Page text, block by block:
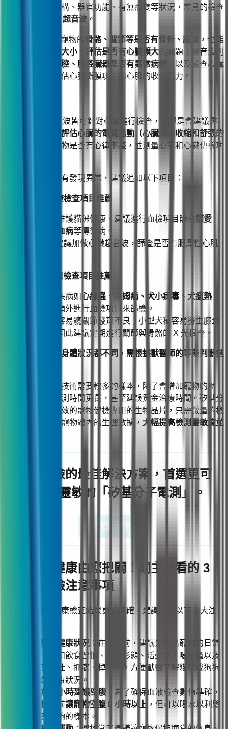
察寵物體內的結構、器官功能、有無病變等狀況，常見的檢查
X 光、超音波 。
X 光主要能檢測寵物的
骨骼、關節等是否有骨折、腫瘤，也能
觀察心臟的輪廓大小，評估是否有心臟擴大的問題；超音波則
胸腔、腹腔臟器是否有異常病變
，以及檢查心臟
的血液流速，評估心臟瓣膜功能和心肌的收縮能力。
雖然 X 光和超音波皆可針對心臟進行檢查，但還是會建議透
全面評估心臟的電氣活動（心臟肌肉收縮和舒張的
，判斷寵物是否有心律不整，並測量心率和心臟傳導功
若寵物基本健檢有發現異常，建議追加以下項目：
🐱 貓咪進階健康檢查項目推薦
為了全面維護貓咪健康，建議進行血檢項目篩檢貓愛
滋、貓白血病等傳染病。
4 歲以上建議加做心臟超音波，篩查是否有肥厚性心肌
🐶 狗狗進階健康檢查項目推薦
狗狗常見疾病如心絲蟲、萊姆病、犬小病毒、犬瘟熱
等，建議額外進行血檢項目來篩檢。
大型犬種容易髖關節發育不良；小型犬種容易發生膝蓋
骨異位。因此建議定期進行關節與骨骼的 X 光檢查。
※每一隻寵物的身體狀況都不同，需根據獸醫師的專業判斷進
傳統的寵物健檢技術需要較多的樣本，除了會增加寵物的壓
力，也會導致檢測時間更長，甚至延誤黃金治療時間。矽基分
子電測研發出高效的寵物健檢專用的生物晶片，只需微量的檢
體就能快速分析寵物體內的生理數據， 大幅提高檢測靈敏度並
寵物健檢的最佳解決方案，首選更可
靠、更靈敏的「矽基分子電測」。
聯繫我們
三、毛孩健康由您把關！飼主必看的 3
大寵物健檢注意事項
為了讓寵物的健康檢查結果更加準確，建議遵循以下 3 大注
列出寵物健康狀況 ：在健檢前，建議先列出寵物的日常
狀況，例如飲食習慣、糞便形態、活動力、喝水量以及
是否有嘔吐、抓癢、掉毛等，方便獸醫了解貓咪或狗狗
目前的健康狀況。
檢查前 8 小時建議空腹 ：為了確保血液檢查數值準確，
建議檢查前讓寵物空腹 8 小時以上 ，但可以喝水以利驗
尿時有足夠的樣本。